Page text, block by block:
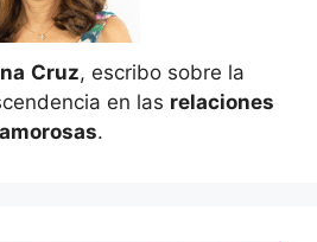
Cruz, escribo sobre la
en las relaciones
amorosas.